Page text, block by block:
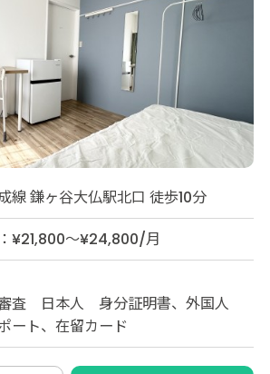
線 鎌ヶ谷大仏駅北口 徒歩10分
¥21,800～¥24,800/月
査 日本人 身分証明書、外国人
ート、在留カード